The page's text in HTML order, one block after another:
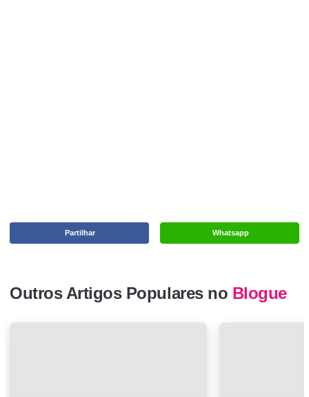
Whatsapp
Partilhar
Outros Artigos Populares no Blogue